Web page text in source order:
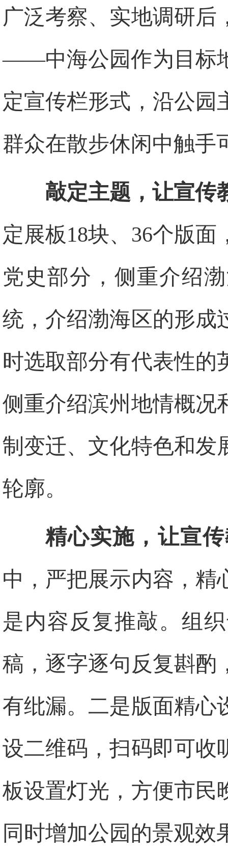
广泛考察、实地调研后
——中海公园作为目标
定宣传栏形式，沿公园
群众在散步休闲中触手
敲定主题，让宣传
定展板18块、36个版
党史部分，侧重介绍
统，介绍渤海区的形成
时选取部分有代表性的
侧重介绍滨州地情概况
制变迁、文化特色和发
轮廓。
精心实施，让宣
中，严把展示内容，精
是内容反复推敲。组
稿，逐字逐句反复斟酌
有纰漏。二是版面精心
设二维码，扫码即可收
板设置灯光，方便市民
同时增加公园的景观效